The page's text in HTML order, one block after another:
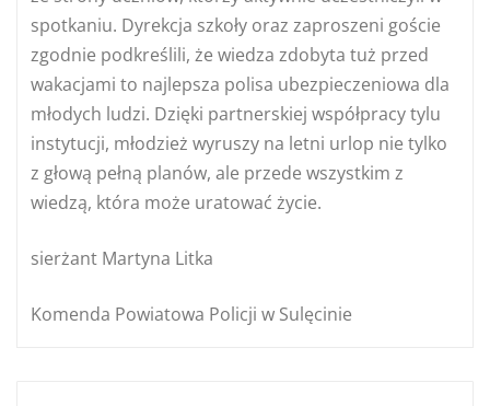
spotkaniu. Dyrekcja szkoły oraz zaproszeni goście
zgodnie podkreślili, że wiedza zdobyta tuż przed
wakacjami to najlepsza polisa ubezpieczeniowa dla
młodych ludzi. Dzięki partnerskiej współpracy tylu
instytucji, młodzież wyruszy na letni urlop nie tylko
z głową pełną planów, ale przede wszystkim z
wiedzą, która może uratować życie.
sierżant Martyna Litka
Komenda Powiatowa Policji w Sulęcinie